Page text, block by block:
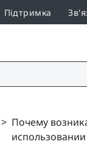
Підтримка
> Почему